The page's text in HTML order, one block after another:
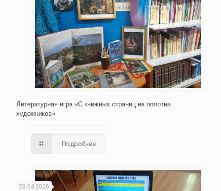
Литературная игра «С книжных страниц на полотна
художников»
Подробнее
28.04.2026